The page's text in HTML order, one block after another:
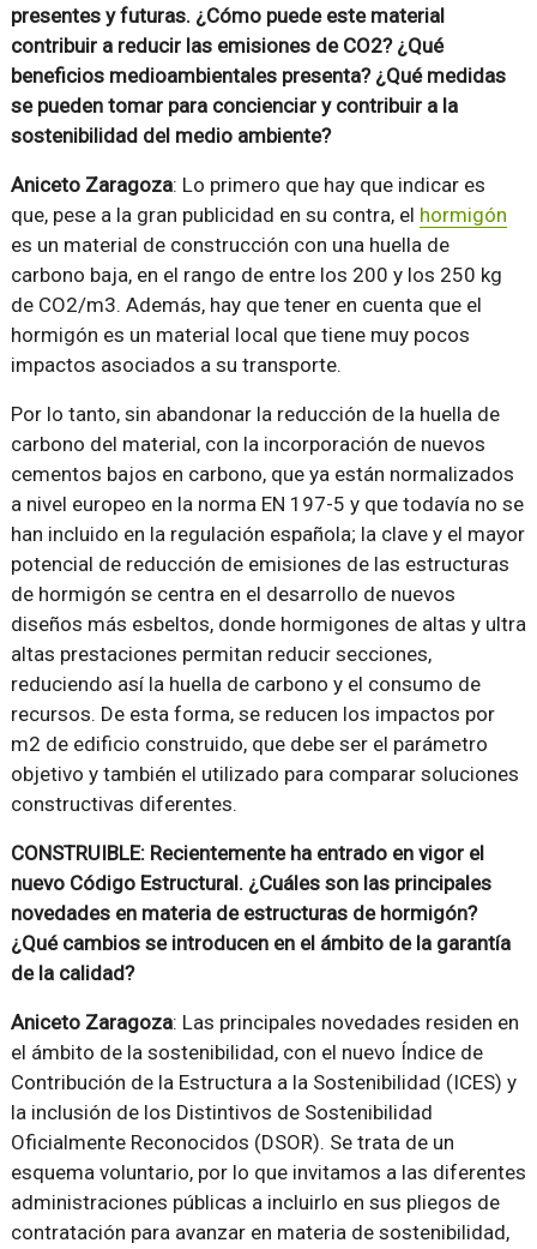
presentes y futuras. ¿Cómo puede este material
contribuir a reducir las emisiones de CO2? ¿Qué
beneficios medioambientales presenta? ¿Qué medidas
se pueden tomar para concienciar y contribuir a la
sostenibilidad del medio ambiente?
Aniceto Zaragoza: Lo primero que hay que indicar es
que, pese a la gran publicidad en su contra, el hormigón
es un material de construcción con una huella de
carbono baja, en el rango de entre los 200 y los 250 kg
de CO2/m3. Además, hay que tener en cuenta que el
hormigón es un material local que tiene muy pocos
impactos asociados a su transporte.
Por lo tanto, sin abandonar la reducción de la huella de
carbono del material, con la incorporación de nuevos
cementos bajos en carbono, que ya están normalizados
a nivel europeo en la norma EN 197-5 y que todavía no se
han incluido en la regulación española; la clave y el mayor
potencial de reducción de emisiones de las estructuras
de hormigón se centra en el desarrollo de nuevos
diseños más esbeltos, donde hormigones de altas y ultra
altas prestaciones permitan reducir secciones,
reduciendo así la huella de carbono y el consumo de
recursos. De esta forma, se reducen los impactos por
m2 de edificio construido, que debe ser el parámetro
objetivo y también el utilizado para comparar soluciones
constructivas diferentes.
CONSTRUIBLE: Recientemente ha entrado en vigor el
nuevo Código Estructural. ¿Cuáles son las principales
novedades en materia de estructuras de hormigón?
¿Qué cambios se introducen en el ámbito de la garantía
de la calidad?
Aniceto Zaragoza: Las principales novedades residen en
el ámbito de la sostenibilidad, con el nuevo Índice de
Contribución de la Estructura a la Sostenibilidad (ICES) y
la inclusión de los Distintivos de Sostenibilidad
Oficialmente Reconocidos (DSOR). Se trata de un
esquema voluntario, por lo que invitamos a las diferentes
administraciones públicas a incluirlo en sus pliegos de
contratación para avanzar en materia de sostenibilidad,